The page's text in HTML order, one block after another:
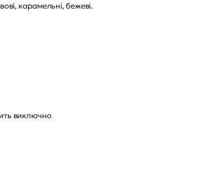
карамельні, бежеві.
виключно